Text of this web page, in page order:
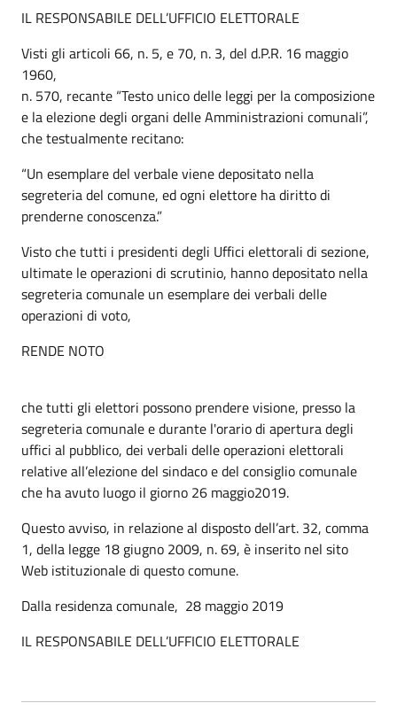
IL RESPONSABILE DELL’UFFICIO ELETTORALE
Visti gli articoli 66, n. 5, e 70, n. 3, del d.P.R. 16 maggio
1960,
n. 570, recante “Testo unico delle leggi per la composizione
e la elezione degli organi delle Amministrazioni comunali”,
che testualmente recitano:
“Un esemplare del verbale viene depositato nella
segreteria del comune, ed ogni elettore ha diritto di
prenderne conoscenza.”
Visto che tutti i presidenti degli Uffici elettorali di sezione,
ultimate le operazioni di scrutinio, hanno depositato nella
segreteria comunale un esemplare dei verbali delle
operazioni di voto,
RENDE NOTO
che tutti gli elettori possono prendere visione, presso la
segreteria comunale e durante l'orario di apertura degli
uffici al pubblico, dei verbali delle operazioni elettorali
relative all’elezione del sindaco e del consiglio comunale
che ha avuto luogo il giorno 26 maggio2019.
Questo avviso, in relazione al disposto dell’art. 32, comma
1, della legge 18 giugno 2009, n. 69, è inserito nel sito
Web istituzionale di questo comune.
Dalla residenza comunale, 28 maggio 2019
IL RESPONSABILE DELL’UFFICIO ELETTORALE